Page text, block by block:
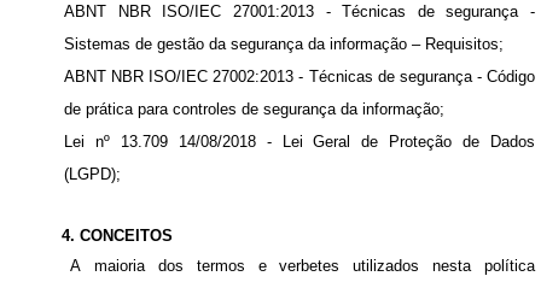
ABNT NBR ISO/IEC 27001:2013 - Técnicas de segurança -
Sistemas de gestão da segurança da informação – Requisitos;
ABNT NBR ISO/IEC 27002:2013 - Técnicas de segurança - Código
de prática para controles de segurança da informação;
Lei nº 13.709 14/08/2018 - Lei Geral de Proteção de Dados
(LGPD);
4. CONCEITOS
A maioria dos termos e verbetes utilizados nesta política